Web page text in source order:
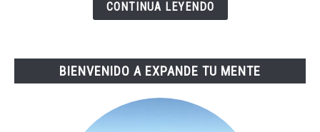
Steps
CONTINUA LEYENDO
BIENVENIDO A EXPANDE TU MENTE